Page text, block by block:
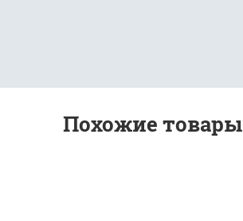
Похожие товары